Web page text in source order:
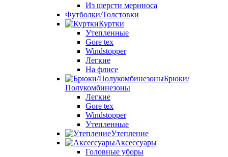
Из шерсти мериноса
Футболки/Толстовки
Куртки
Утепленные
Gore tex
Windstopper
Легкие
На флисе
Брюки/
Полукомбинезоны
Легкие
Gore tex
Windstopper
Утепленные
Утепление
Аксессуары
Головные уборы